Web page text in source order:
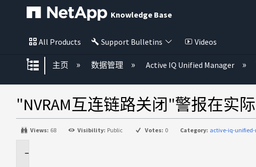
Knowledge Base
All Products Support Bulletins Videos
扩展/隐缩全局层次
主页 数据管理 Active IQ Unified Manager
"NVRAM互连链路关闭"警报在实
Views: 68 Visibility: Public Votes: 0 Category: active-iq-unified-